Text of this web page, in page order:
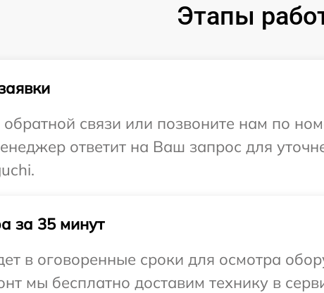
Этапы
связи или позвоните нам по
ответит на Ваш запрос для
за 35 минут
в оговоренные сроки для осмотра
мы бесплатно доставим технику в